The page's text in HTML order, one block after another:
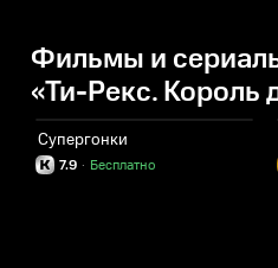
Фильмы и
«Ти-Рекс. Король
Супергонки
7.9 Бесплатно
·